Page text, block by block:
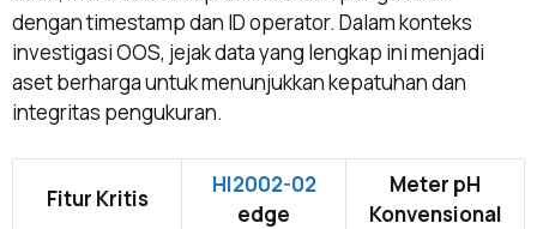
dengan timestamp dan ID operator. Dalam konteks
investigasi OOS, jejak data yang lengkap ini menjadi
aset berharga untuk menunjukkan kepatuhan dan
integritas pengukuran.
Fitur Kritis
HI2002-02
edge
Meter pH
Konvensional